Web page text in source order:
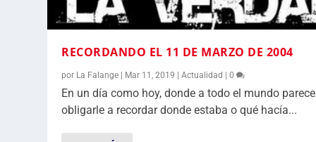
RECORDANDO EL 11 DE MARZO DE 2004
por La Falange | Mar 11, 2019 |Actualidad |0
En un día como hoy, donde a todo el mundo
obligarle a recordar donde estaba o qué hacía...